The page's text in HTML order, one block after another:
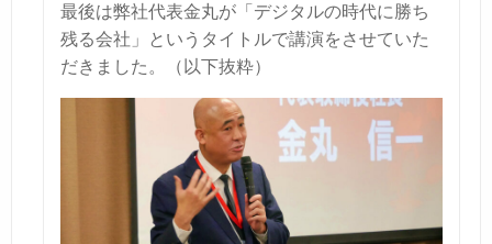
最後は弊社代表金丸が「デジタルの時代に勝ち
残る会社」というタイトルで講演をさせていた
だきました。（以下抜粋）